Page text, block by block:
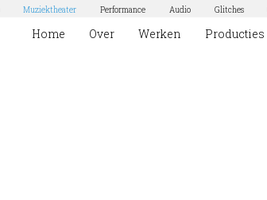
Muziektheater Performance Audio Glitches
Home Over Werken Producties